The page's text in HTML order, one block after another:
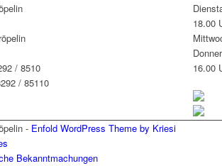
/ 8510
/ 85110
18.00
16.00
- Enfold WordPress Theme by Kriesi
Bekanntmachungen